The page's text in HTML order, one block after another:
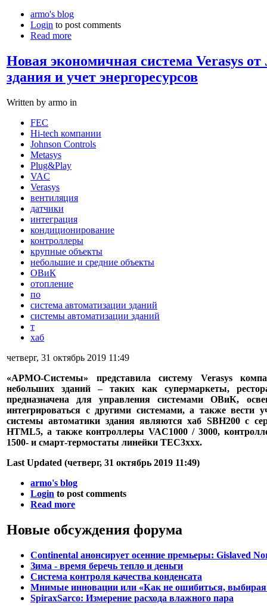
armo's blog
Login to post comments
Read more
Новая экономичная система Verasys
здания и учет энергоресурсов
Written by armo in
FEC
Hi-tech компании
Johnson Controls
Metasys
Plug&Play
VAC
Verasys
вентиляция
датчики
интеграция
кондиционирование
контроллеры
крупные объекты
небольшие и средние объекты
ОВиК
отопление
по
система автоматизации зданий
системы автоматизации зданий
т
хаб
четверг, 31 октябрь 2019 11:49
«АРМО-Системы» представила систему Verasys
небольших зданий – таких как супермаркеты,
предназначена для управления системами ОВиК,
интегрироваться с другими системами, а также вести
системы автоматики здания являются хаб SBH200 с
HTML5, а также контроллеры VAC1000 / 3000,
1500- и смарт-термостаты линейки TEC3xxx.
Last Updated (четверг, 31 октябрь 2019 11:49)
armo's blog
Login to post comments
Read more
Новые обсуждения форума
Continental анонсирует осенние премьеры: Gislaved
Зима - время беречь тепло и деньги
Система контроля качества конденсата
Мнимые инновации или «Как не ошибиться, выбирая
SpiraxSarco: Измерение расхода влажного пара